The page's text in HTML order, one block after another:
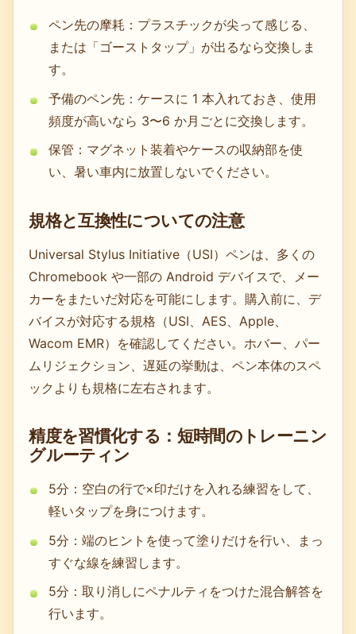
ペン先の摩耗：プラスチックが尖って感じる、
または「ゴーストタップ」が出るなら交換しま
す。
予備のペン先：ケースに 1 本入れておき、使用
頻度が高いなら 3〜6 か月ごとに交換します。
保管：マグネット装着やケースの収納部を使
い、暑い車内に放置しないでください。
規格と互換性についての注意
Universal Stylus Initiative（USI）ペンは、多くの
Chromebook や一部の Android デバイスで、メー
カーをまたいだ対応を可能にします。購入前に、デ
バイスが対応する規格（USI、AES、Apple、
Wacom EMR）を確認してください。ホバー、パー
ムリジェクション、遅延の挙動は、ペン本体のスペ
ックよりも規格に左右されます。
精度を習慣化する：短時間のトレーニン
グルーティン
5分：空白の行で×印だけを入れる練習をして、
軽いタップを身につけます。
5分：端のヒントを使って塗りだけを行い、まっ
すぐな線を練習します。
5分：取り消しにペナルティをつけた混合解答を
行います。